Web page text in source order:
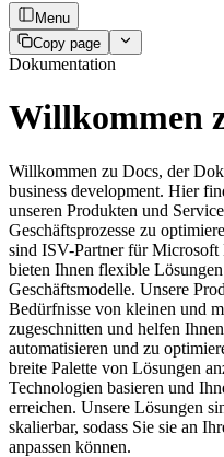
Menu
Copy page
Dokumentation
Willkommen
Willkommen zu Docs, der
business development. Hier
unseren Produkten und
Geschäftsprozesse zu
sind ISV-Partner für Microsoft
bieten Ihnen flexible
Geschäftsmodelle. Unsere
Bedürfnisse von kleinen und
zugeschnitten und helfen
automatisieren und zu
breite Palette von Lösungen
Technologien basieren und
erreichen. Unsere Lösungen
skalierbar, sodass Sie sie an
anpassen können.